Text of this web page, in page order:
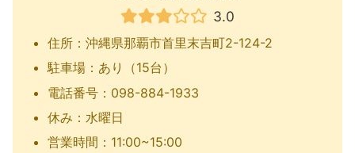
3.0
住所：沖縄県那覇市首里末吉町2-124-2
駐車場：あり（15台）
電話番号：098-884-1933
休み：水曜日
営業時間：11:00~15:00